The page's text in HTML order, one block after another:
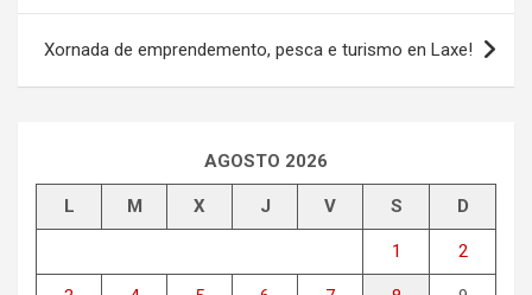
entradas
Xornada de emprendemento, pesca e turismo en Laxe!
AGOSTO 2026
L M X J V S D
1 2